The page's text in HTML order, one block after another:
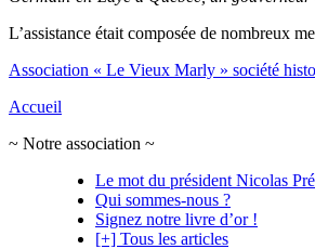
L’assistance était composée de nombreux
Association « Le Vieux Marly » société
Accueil
~ Notre association ~
Le mot du président Nicolas
Qui sommes-nous ?
Signez notre livre d’or !
[+] Tous les articles